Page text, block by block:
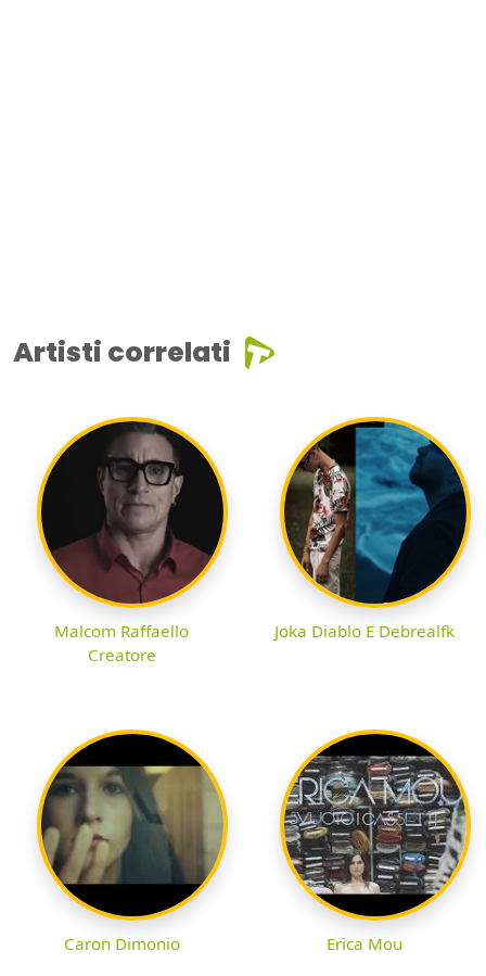
Artisti correlati
Malcom Raffaello
Creatore
Joka Diablo E Debrealfk
Caron Dimonio Erica Mou